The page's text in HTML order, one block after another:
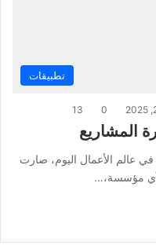
تطبيقات
0
13
المشاريع
في عالم الأعمال اليوم، صارت
لأي مؤسسة،…